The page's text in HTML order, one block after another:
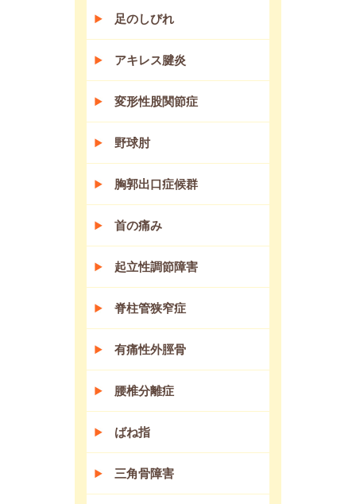
足のしびれ
アキレス腱炎
変形性股関節症
野球肘
胸郭出口症候群
首の痛み
起立性調節障害
脊柱管狭窄症
有痛性外脛骨
腰椎分離症
ばね指
三角骨障害